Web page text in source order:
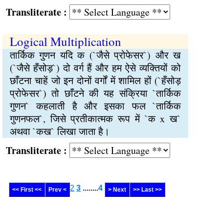
:
Logical Multiplication
तार्किक गुणन यदि क (`जैसे प्रोफेसर`) और ख
(`जैसे हँसोड़`) दो वर्ग हैं और हम ऐसे व्यक्तियों को
छाँटना चाहें जो इन दोनों वर्गों में शामिल हों (`हँसोड़
प्रोफेसर`) तो छाँटने की यह संक्रिया `तार्किक
गुणन` कहलाती है और इसका फल `तार्किक
गुणनफल`, जिसे प्रतीकात्मक रूप में `क x ख`
अथवा `कख` लिखा जाता है।
:
<< First << Prev < 2 3 ........4 > Next >> Last >>